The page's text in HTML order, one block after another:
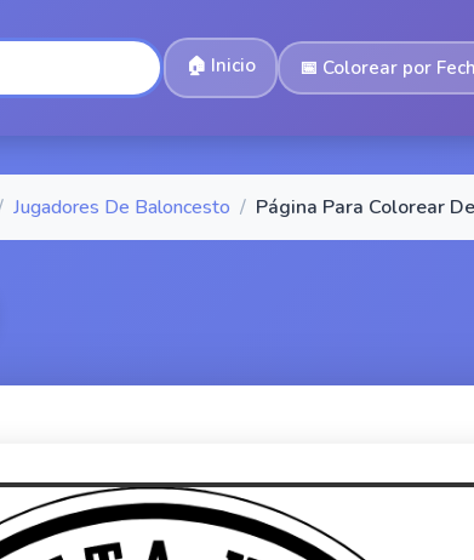
🏠 Inicio 📅 Colorear por
Jugadores De Baloncesto / Página Para Colorear